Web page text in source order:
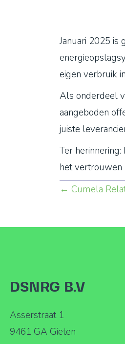
Januari 2025 is
eigen verbruik
Als onderdeel
aangeboden
juiste
Ter
het vertrouwen
Posts
← Cumela
DSNRG B.V
Asserstraat 1
9461 GA Gieten